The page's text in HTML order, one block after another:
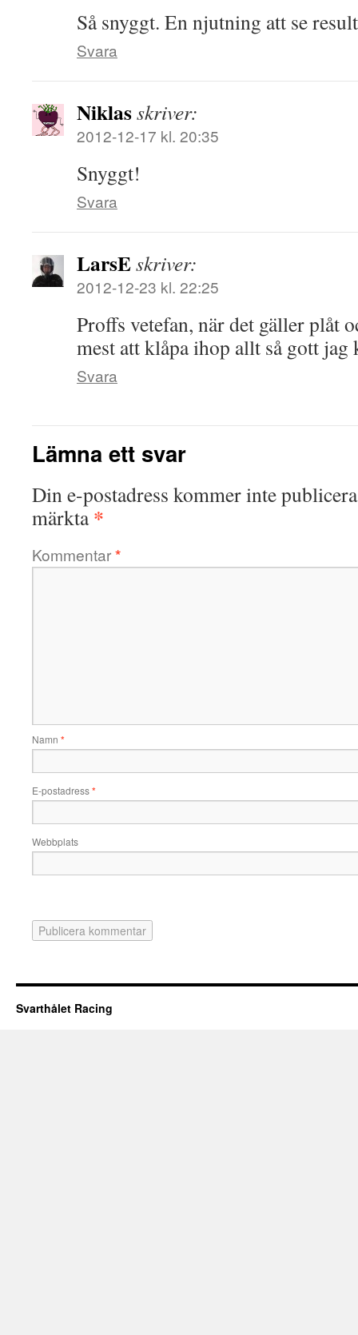
Så snyggt. En njutning att se
Svara
Niklasskriver:
2012-12-17 kl. 20:35
Snyggt!
Svara
LarsEskriver:
2012-12-23 kl. 22:25
Proffs vetefan, när det gäller plåt
mest att klåpa ihop allt så gott jag
Svara
Lämna ett svar
Din e-postadress kommer inte
märkta*
Kommentar*
Namn *
E-postadress*
Webbplats
Svarthålet Racing